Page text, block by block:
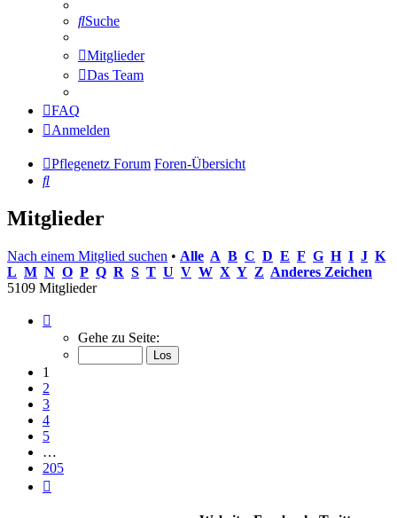
Suche
Mitglieder
Das Team
FAQ
Anmelden
Pflegenetz Forum Foren-Übersicht
Suche
Mitglieder
Nach einem Mitglied suchen • Alle A B C D E F G H I J K
L M N O P Q R S T U V W X Y Z Anderes Zeichen
5109 Mitglieder
von
Gehe zu Seite:
1
2
3
4
5
…
205